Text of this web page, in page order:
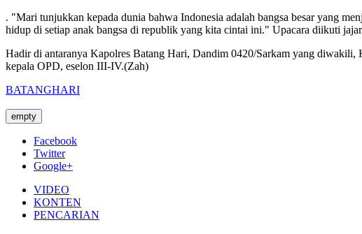
. "Mari tunjukkan kepada dunia bahwa Indonesia adalah bangsa besar yang
hidup di setiap anak bangsa di republik yang kita cintai ini." Upacara diikuti
Hadir di antaranya Kapolres Batang Hari, Dandim 0420/Sarkam yang
kepala OPD, eselon III-IV.(Zah)
BATANGHARI
empty
Facebook
Twitter
Google+
VIDEO
KONTEN
PENCARIAN